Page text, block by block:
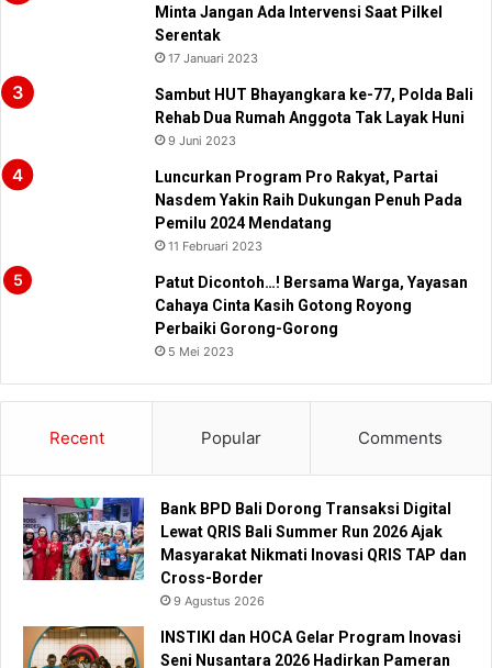
Minta Jangan Ada Intervensi Saat Pilkel
Serentak
17 Januari 2023
Sambut HUT Bhayangkara ke-77, Polda Bali
Rehab Dua Rumah Anggota Tak Layak Huni
9 Juni 2023
Luncurkan Program Pro Rakyat, Partai
Nasdem Yakin Raih Dukungan Penuh Pada
Pemilu 2024 Mendatang
11 Februari 2023
Patut Dicontoh…! Bersama Warga, Yayasan
Cahaya Cinta Kasih Gotong Royong
Perbaiki Gorong-Gorong
5 Mei 2023
Recent Popular Comments
Bank BPD Bali Dorong Transaksi Digital
Lewat QRIS Bali Summer Run 2026 Ajak
Masyarakat Nikmati Inovasi QRIS TAP dan
Cross-Border
9 Agustus 2026
INSTIKI dan HOCA Gelar Program Inovasi
Seni Nusantara 2026 Hadirkan Pameran